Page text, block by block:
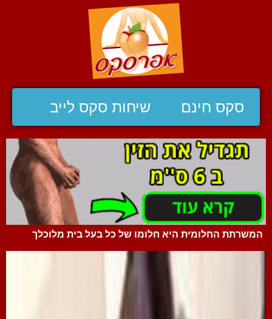
סקס חינם שיחות סקס לייב
המשרתת החלומית היא חלומו של כל בעל בית מלוכלך